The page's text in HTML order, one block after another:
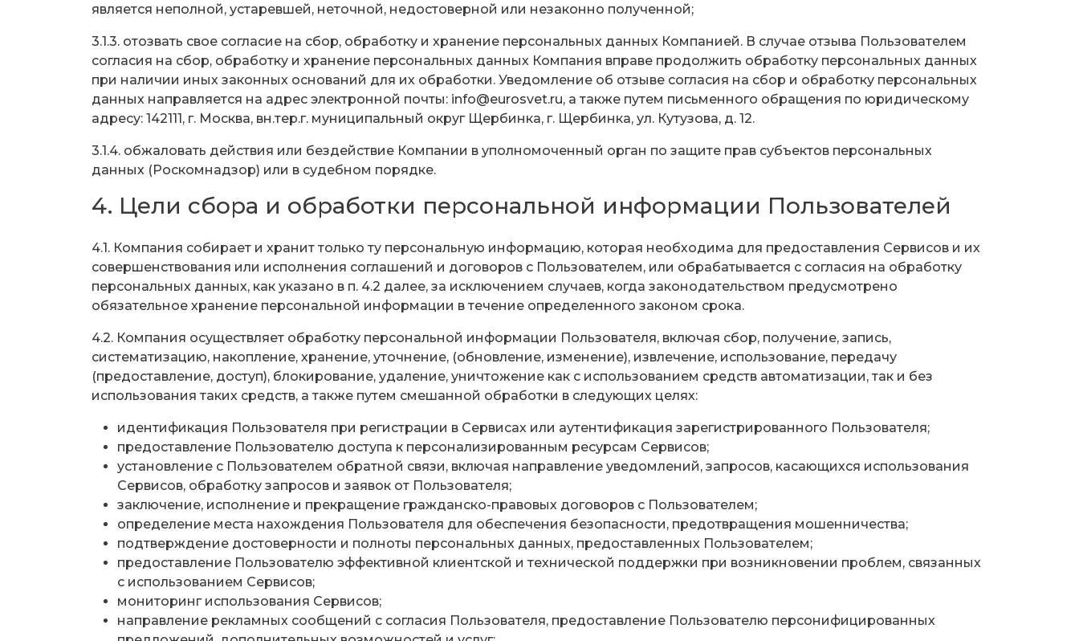
является неполной, устаревшей, неточной, недостоверной или незаконно полученной;
3.1.3. отозвать свое согласие на сбор, обработку и хранение персональных данных Компанией. В случае отзыва Пользователем
согласия на сбор, обработку и хранение персональных данных Компания вправе продолжить обработку персональных данных
при наличии иных законных оснований для их обработки. Уведомление об отзыве согласия на сбор и обработку персональных
данных направляется на адрес электронной почты: info@eurosvet.ru, а также путем письменного обращения по юридическому
адресу: 142111, г. Москва, вн.тер.г. муниципальный округ Щербинка, г. Щербинка, ул. Кутузова, д. 12.
3.1.4. обжаловать действия или бездействие Компании в уполномоченный орган по защите прав субъектов персональных
данных (Роскомнадзор) или в судебном порядке.
4. Цели сбора и обработки персональной информации Пользователей
4.1. Компания собирает и хранит только ту персональную информацию, которая необходима для предоставления Сервисов и их
совершенствования или исполнения соглашений и договоров с Пользователем, или обрабатывается с согласия на обработку
персональных данных, как указано в п. 4.2 далее, за исключением случаев, когда законодательством предусмотрено
обязательное хранение персональной информации в течение определенного законом срока.
4.2. Компания осуществляет обработку персональной информации Пользователя, включая сбор, получение, запись,
систематизацию, накопление, хранение, уточнение, (обновление, изменение), извлечение, использование, передачу
(предоставление, доступ), блокирование, удаление, уничтожение как с использованием средств автоматизации, так и без
использования таких средств, а также путем смешанной обработки в следующих целях:
идентификация Пользователя при регистрации в Сервисах или аутентификация зарегистрированного Пользователя;
предоставление Пользователю доступа к персонализированным ресурсам Сервисов;
установление с Пользователем обратной связи, включая направление уведомлений, запросов, касающихся использования
Сервисов, обработку запросов и заявок от Пользователя;
заключение, исполнение и прекращение гражданско-правовых договоров с Пользователем;
определение места нахождения Пользователя для обеспечения безопасности, предотвращения мошенничества;
подтверждение достоверности и полноты персональных данных, предоставленных Пользователем;
предоставление Пользователю эффективной клиентской и технической поддержки при возникновении проблем, связанных
с использованием Сервисов;
мониторинг использования Сервисов;
направление рекламных сообщений с согласия Пользователя, предоставление Пользователю персонифицированных